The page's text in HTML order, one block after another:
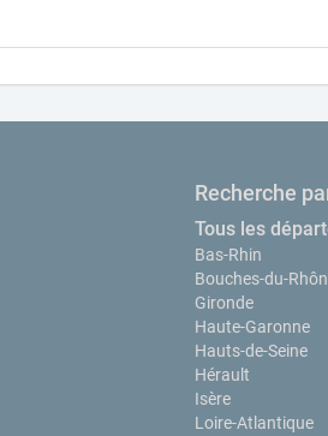
Recherche
Tous les
Bas-Rhin
Bouches-du-
Gironde
Haute-Garonne
Hauts-de-Seine
Hérault
Isère
Loire-Atlantique